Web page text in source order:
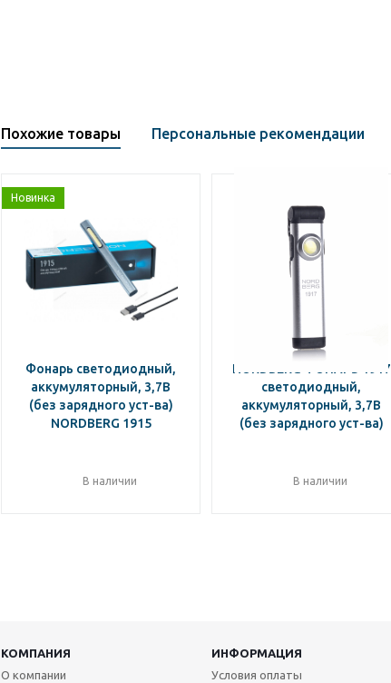
Похожие товары Персональные рекомендации
Новинка
Фонарь светодиодный,
аккумуляторный, 3,7В
(без зарядного уст-ва)
NORDBERG 1915
В наличии
NORDBERG ФОНАРЬ 1917
светодиодный,
аккумуляторный, 3,7В
(без зарядного уст-ва)
В наличии
КОМПАНИЯ ИНФОРМАЦИЯ
О компании
Условия оплаты